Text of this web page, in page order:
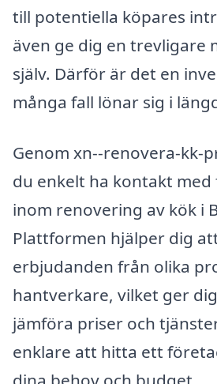
till potentiella köpares
även ge dig en trevligare
själv. Därför är det en
många fall lönar sig i
Genom xn--renovera-kk-
du enkelt ha kontakt
inom renovering av kök i
Plattformen hjälper dig
erbjudanden från olika
hantverkare, vilket ger
jämföra priser och
enklare att hitta ett